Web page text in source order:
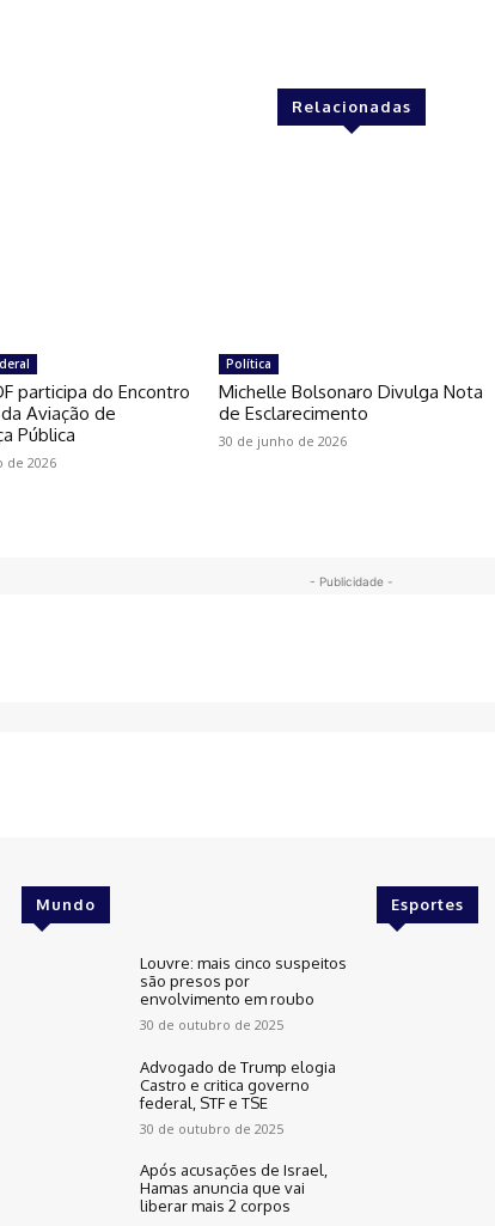
Relacionadas
participa do Encontro
Aviação de
Pública
de 2026
Política
Michelle Bolsonaro Divulga Nota
de Esclarecimento
30 de junho de 2026
- Publicidade -
Mundo
Louvre: mais cinco suspeitos
são presos por
envolvimento em roubo
30 de outubro de 2025
Advogado de Trump elogia
Castro e critica governo
federal, STF e TSE
30 de outubro de 2025
Após acusações de Israel,
Hamas anuncia que vai
liberar mais 2 corpos
Esportes